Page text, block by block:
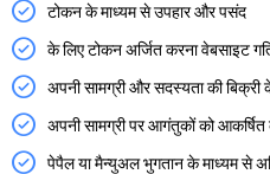
टोकन के माध्यम से उपहार और पसंद
के लिए टोकन अर्जित करना वेबसाइट
अपनी सामग्री और सदस्यता की बिक्री
अपनी सामग्री पर आगंतुकों को
पेपैल या मैन्युअल भुगतान के माध्यम से